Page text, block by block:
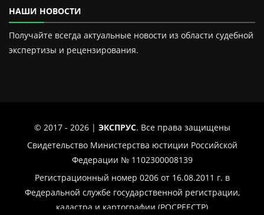
НАШИ НОВОСТИ
Получайте всегда актуальные новости из области судебной
экспертизы и рецензирования.
© 2017 - 2026 | ЭКСПРУС. Все права защищены
Свидетельство Министерства юстиции Российской
Федерации № 1102300008139
Регистрационный номер 0206 от 16.08.2011 г. в
Федеральной службе государственной регистрации,
кадастра и картографии (РОСРЕЕСТР)